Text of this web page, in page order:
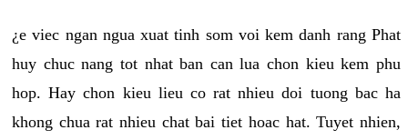
¿e viec ngan ngua xuat tinh som voi kem danh rang Phat
huy chuc nang tot nhat ban can lua chon kieu kem phu
hop. Hay chon kieu lieu co rat nhieu doi tuong bac ha
khong chua rat nhieu chat bai tiet hoac hat. Tuyet nhien,